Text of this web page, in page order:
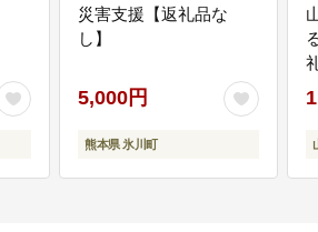
災害支援【返礼品な
し】
5,000円
熊本県 氷川町